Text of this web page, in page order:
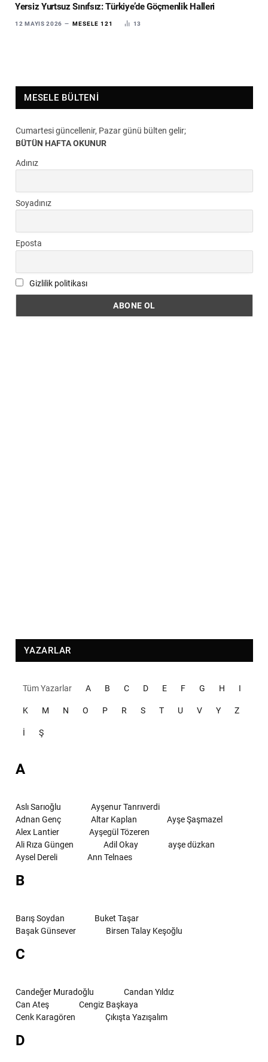
Yersiz Yurtsuz Sınıfsız: Türkiye’de Göçmenlik Halleri
12 MAYIS 2026 MESELE 121 13
MESELE BÜLTENI
Cumartesi güncellenir, Pazar günü bülten gelir;
BÜTÜN HAFTA OKUNUR
Adınız
Soyadınız
Eposta
Gizlilik politikası
YAZARLAR
Tüm Yazarlar A B C D E F G H I
K M N O P R S T U V Y Z
İ Ş
A
Aslı Sarıoğlu
Ayşenur Tanrıverdi
Adnan Genç
Altar Kaplan
Ayşe Şaşmazel
Alex Lantier
Ayşegül Tözeren
Ali Rıza Güngen
Adil Okay
ayşe düzkan
Aysel Dereli
Ann Telnaes
B
Barış Soydan
Buket Taşar
Başak Günsever
Birsen Talay Keşoğlu
C
Candeğer Muradoğlu
Candan Yıldız
Can Ateş
Cengiz Başkaya
Cenk Karagören
Çıkışta Yazışalım
D